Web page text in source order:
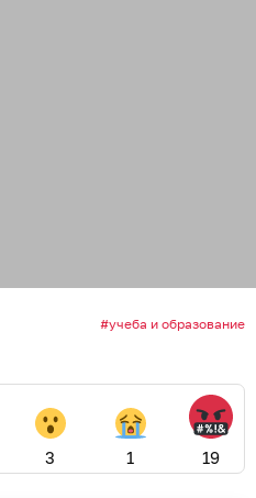
учеба и образование
3 1 19